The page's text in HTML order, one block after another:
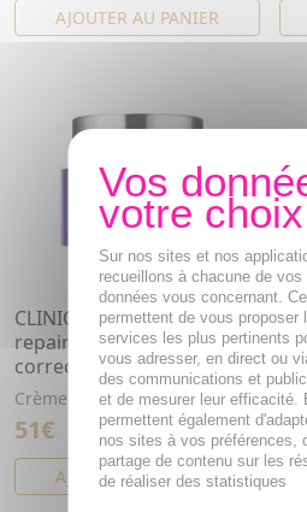
AJOUTER AU PANIER
CLINIQUE Smart clinical
repair Crème yeux
correction rides 15ml
Crème yeux correction rides
51€
AJOUTER AU PANIER
Sur nos sites et nos
recueillons à chacune de
données vous concernant.
permettent de vous proposer
services les plus pertinents
vous adresser, en direct ou
des communications et
et de mesurer leur efficacité.
permettent également
nos sites à vos préférences,
partage de contenu sur les
de réaliser des statistiques